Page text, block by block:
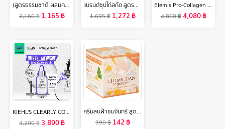
(สูตรธรรมชาติ ผสมคอลลาเจน 200 มล. 3 แพค) บอนแบค ชุดเครื่องดื่มรังนกสำเร็จรูปผสมคอลลาเจน Bonback รังนกบอนแบค รังนก ของขวัญ ปีใหม่
2,160฿ 1,165 ฿
แบรนด์ซุปไก่สกัด สูตรต้นตำรับ 42 มล. แพค 15 ขวด x 3 แพค (45 ขวด) (BEC)
1,695฿ 1,272฿
Elemis Pro-Collagen Marine Cream 50 ml. เอเลมิส โปร คอลลาเจน มารีน ครีม (ครีมบำรุงผิวหน้า , ริ้วรอย , กระชับ , เรียบเนียน)
4,800฿4,080฿
KIEHL'S CLEARLY CORRECTIVE DARK SPOT SOLUTION 50ML คีลส์ เคลียร์ลี่ คอเรคทีฟ ดาร์ก สปอต โซลูชั่น เซรั่มปรับสีผิวให้สม่ำเสมอ ลดเลือนจุดด่างดำ
4,200฿ 3,890฿
ครีมลบฝ้าชมจันทร์ สูตรใหม่ กระปุก 15 กรัม( Anti-Melasma Cream )
390฿ 142฿